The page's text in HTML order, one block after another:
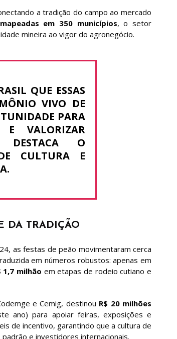
a tradição do campo ao mercado
em 350 municípios, o setor
mineira ao vigor do agronegócio.
QUE ESSAS
VIVO DE
PARA
E VALORIZAR
O
CULTURA E
DA TRADIÇÃO
as festas de peão movimentaram cerca
em números robustos: apenas em
1,7 milhão em etapas de rodeio cutiano e
e Cemig, destinou R$ 20 milhões
ano) para apoiar feiras, exposições e
de incentivo, garantindo que a cultura de
e investidores internacionais.